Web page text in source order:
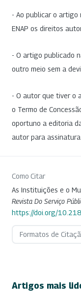
- Ao publicar o artigo
ENAP os direitos
- O artigo publicado
outro meio sem a
- O autor que tiver o
o Termo de
oportuno a editoria
autor para assinatura
Como Citar
As Instituições e o
Revista Do Serviço
https://doi.org/
Formatos de
Artigos mais